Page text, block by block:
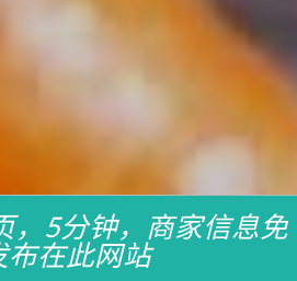
，5分钟，商家信息免
布在此网站